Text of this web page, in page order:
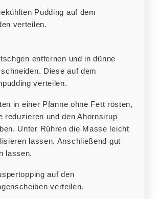
verteilen.
Diese auf dem
verteilen.
reduzieren und den Ahornsirup
Unter Rühren die Masse leicht
lassen. Anschließend gut
lassen.
verteilen.